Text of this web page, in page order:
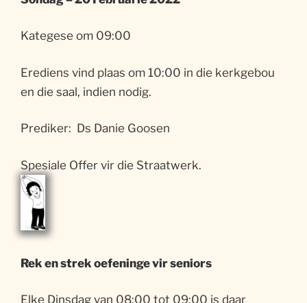
Kategese om 09:00
Erediens vind plaas om 10:00 in die kerkgebou
en die saal, indien nodig.
Prediker: Ds Danie Goosen
Spesiale Offer vir die Straatwerk.
Rek en strek oefeninge vir seniors
Elke Dinsdag van 08:00 tot 09:00 is daar